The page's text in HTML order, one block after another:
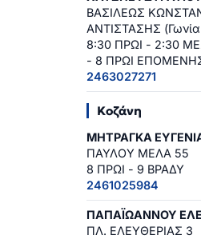
ΒΑΣΙΛΕΩΣ
ΑΝΤΙΣΤΑΣΗΣ
8:30 ΠΡΩΙ - 2:30
- 8 ΠΡΩΙ
2463027271
Κοζάνη
ΜΗΤΡΑΓΚΑ
ΠΑΥΛΟΥ ΜΕΛΑ 55
8 ΠΡΩΙ - 9 ΒΡΑΔΥ
2461025984
ΠΑΠΑΪΩΑΝΝΟΥ
ΠΛ. ΕΛΕΥΘΕΡΙΑΣ 3